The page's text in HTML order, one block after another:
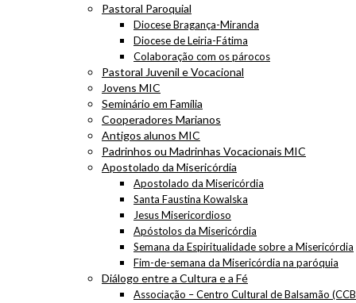
Pastoral Paroquial
Diocese Bragança-Miranda
Diocese de Leiria-Fátima
Colaboração com os párocos
Pastoral Juvenil e Vocacional
Jovens MIC
Seminário em Família
Cooperadores Marianos
Antigos alunos MIC
Padrinhos ou Madrinhas Vocacionais MIC
Apostolado da Misericórdia
Apostolado da Misericórdia
Santa Faustina Kowalska
Jesus Misericordioso
Apóstolos da Misericórdia
Semana da Espiritualidade sobre a Misericórdia
Fim-de-semana da Misericórdia na paróquia
Diálogo entre a Cultura e a Fé
Associação – Centro Cultural de Balsamão